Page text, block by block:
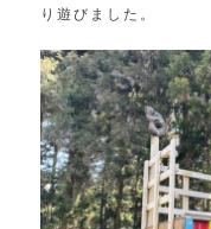
り遊びました。